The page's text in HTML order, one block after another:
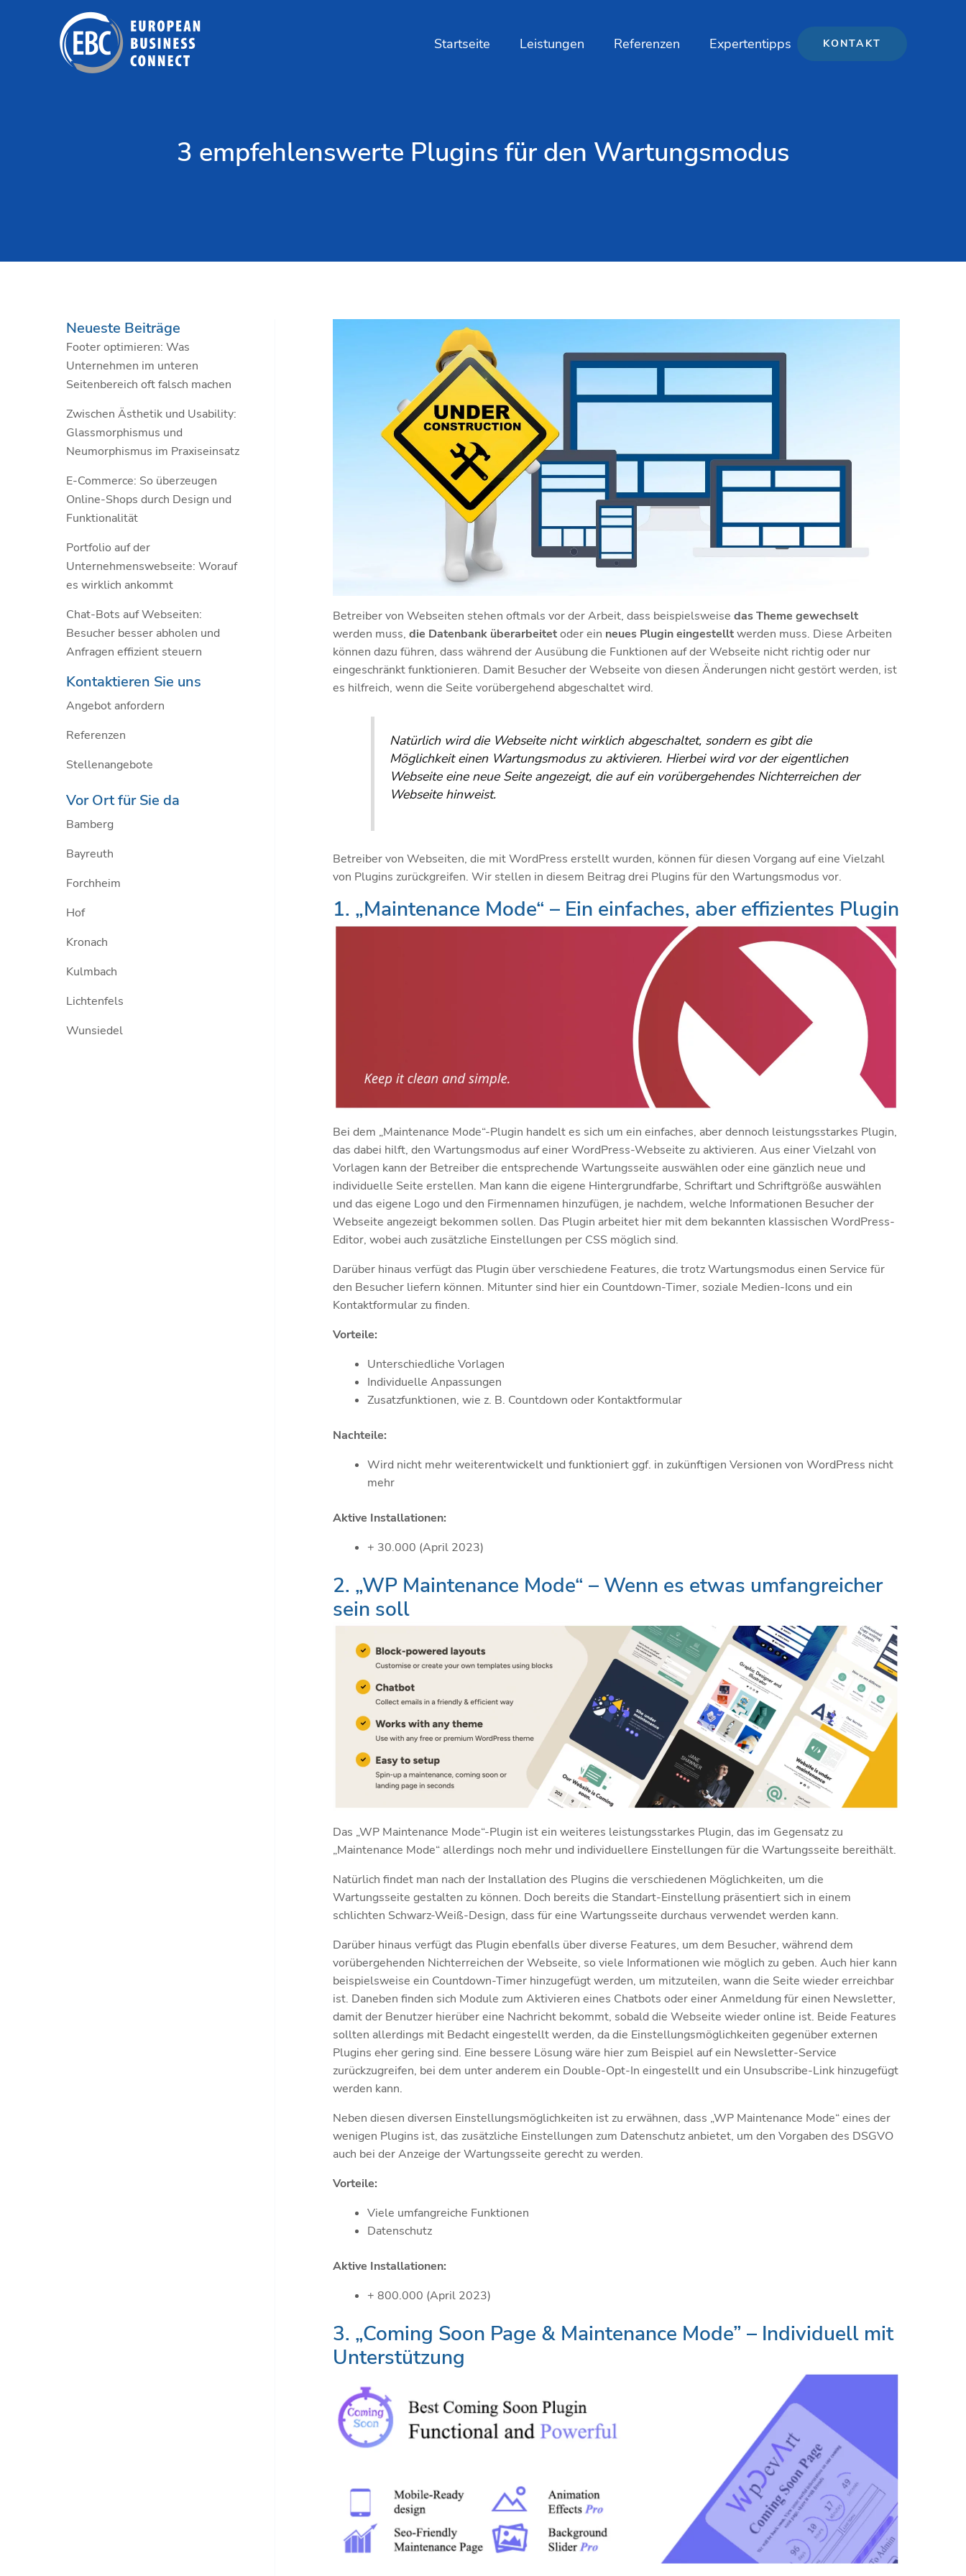
Startseite Leistungen Referenzen Expertentipps KONTAKT
3 empfehlenswerte Plugins für den Wartungsmodus
Neueste Beiträge
Footer optimieren: Was
Unternehmen im unteren
Seitenbereich oft falsch machen
Zwischen Ästhetik und Usability:
Glassmorphismus und
Neumorphismus im Praxiseinsatz
E-Commerce: So überzeugen
Online-Shops durch Design und
Funktionalität
Portfolio auf der
Unternehmenswebseite: Worauf
es wirklich ankommt
Chat-Bots auf Webseiten:
Besucher besser abholen und
Anfragen effizient steuern
Kontaktieren Sie uns
Angebot anfordern
Referenzen
Stellenangebote
Vor Ort für Sie da
Bamberg
Bayreuth
Forchheim
Hof
Kronach
Kulmbach
Lichtenfels
Wunsiedel
Betreiber von Webseiten stehen oftmals vor der Arbeit, dass beispielsweise das Theme gewechselt
werden muss, die Datenbank überarbeitetoder ein neues Plugin eingestelltwerden muss. Diese Arbeiten
können dazu führen, dass während der Ausübung die Funktionen auf der Webseite nicht richtig oder nur
eingeschränkt funktionieren. Damit Besucher der Webseite von diesen Änderungen nicht gestört werden, ist
es hilfreich, wenn die Seite vorübergehend abgeschaltet wird.
Natürlich wird die Webseite nicht wirklich abgeschaltet, sondern es gibt die
Möglichkeit einen Wartungsmodus zu aktivieren. Hierbei wird vor der eigentlichen
Webseite eine neue Seite angezeigt, die auf ein vorübergehendes Nichterreichen der
Webseite hinweist.
Betreiber von Webseiten, die mit WordPress erstellt wurden, können für diesen Vorgang auf eine Vielzahl
von Plugins zurückgreifen. Wir stellen in diesem Beitrag drei Plugins für den Wartungsmodus vor.
1. „Maintenance Mode“ – Ein einfaches, aber effizientes Plugin
Bei dem „Maintenance Mode“-Plugin handelt es sich um ein einfaches, aber dennoch leistungsstarkes Plugin,
das dabei hilft, den Wartungsmodus auf einer WordPress-Webseite zu aktivieren. Aus einer Vielzahl von
Vorlagen kann der Betreiber die entsprechende Wartungsseite auswählen oder eine gänzlich neue und
individuelle Seite erstellen. Man kann die eigene Hintergrundfarbe, Schriftart und Schriftgröße auswählen
und das eigene Logo und den Firmennamen hinzufügen, je nachdem, welche Informationen Besucher der
Webseite angezeigt bekommen sollen. Das Plugin arbeitet hier mit dem bekannten klassischen WordPress-
Editor, wobei auch zusätzliche Einstellungen per CSS möglich sind.
Darüber hinaus verfügt das Plugin über verschiedene Features, die trotz Wartungsmodus einen Service für
den Besucher liefern können. Mitunter sind hier ein Countdown-Timer, soziale Medien-Icons und ein
Kontaktformular zu finden.
Vorteile:
Unterschiedliche Vorlagen
Individuelle Anpassungen
Zusatzfunktionen, wie z. B. Countdown oder Kontaktformular
Nachteile:
Wird nicht mehr weiterentwickelt und funktioniert ggf. in zukünftigen Versionen von WordPress nicht
mehr
Aktive Installationen:
+ 30.000 (April 2023)
2. „WP Maintenance Mode“ – Wenn es etwas umfangreicher
sein soll
Das „WP Maintenance Mode“-Plugin ist ein weiteres leistungsstarkes Plugin, das im Gegensatz zu
„Maintenance Mode“ allerdings noch mehr und individuellere Einstellungen für die Wartungsseite bereithält.
Natürlich findet man nach der Installation des Plugins die verschiedenen Möglichkeiten, um die
Wartungsseite gestalten zu können. Doch bereits die Standart-Einstellung präsentiert sich in einem
schlichten Schwarz-Weiß-Design, dass für eine Wartungsseite durchaus verwendet werden kann.
Darüber hinaus verfügt das Plugin ebenfalls über diverse Features, um dem Besucher, während dem
vorübergehenden Nichterreichen der Webseite, so viele Informationen wie möglich zu geben. Auch hier kann
beispielsweise ein Countdown-Timer hinzugefügt werden, um mitzuteilen, wann die Seite wieder erreichbar
ist. Daneben finden sich Module zum Aktivieren eines Chatbots oder einer Anmeldung für einen Newsletter,
damit der Benutzer hierüber eine Nachricht bekommt, sobald die Webseite wieder online ist. Beide Features
sollten allerdings mit Bedacht eingestellt werden, da die Einstellungsmöglichkeiten gegenüber externen
Plugins eher gering sind. Eine bessere Lösung wäre hier zum Beispiel auf ein Newsletter-Service
zurückzugreifen, bei dem unter anderem ein Double-Opt-In eingestellt und ein Unsubscribe-Link hinzugefügt
werden kann.
Neben diesen diversen Einstellungsmöglichkeiten ist zu erwähnen, dass „WP Maintenance Mode“ eines der
wenigen Plugins ist, das zusätzliche Einstellungen zum Datenschutz anbietet, um den Vorgaben des DSGVO
auch bei der Anzeige der Wartungsseite gerecht zu werden.
Vorteile:
Viele umfangreiche Funktionen
Datenschutz
Aktive Installationen:
+ 800.000 (April 2023)
3. „Coming Soon Page & Maintenance Mode” – Individuell mit
Unterstützung